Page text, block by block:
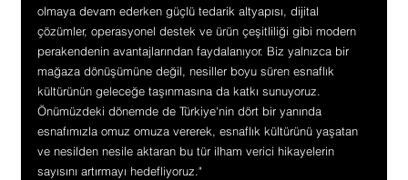
olmaya devam ederken güçlü tedarik altyapısı, dijital
çözümler, operasyonel destek ve ürün çeşitliliği gibi modern
perakendenin avantajlarından faydalanıyor. Biz yalnızca bir
mağaza dönüşümüne değil, nesiller boyu süren esnaflık
kültürünün geleceğe taşınmasına da katkı sunuyoruz.
Önümüzdeki dönemde de Türkiye'nin dört bir yanında
esnafımızla omuz omuza vererek, esnaflık kültürünü yaşatan
ve nesilden nesile aktaran bu tür ilham verici hikayelerin
sayısını artırmayı hedefliyoruz."